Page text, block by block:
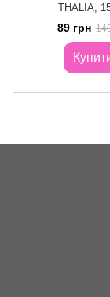
THALIA,
89 грн